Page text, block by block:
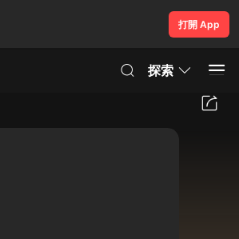
打開 App
探索